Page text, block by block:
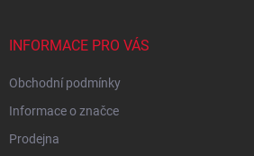
INFORMACE PRO VÁS
Obchodní podmínky
Informace o značce
Prodejna